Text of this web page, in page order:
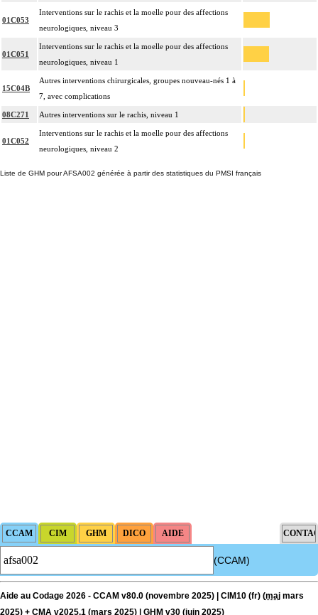
01C053
Interventions sur le rachis et la moelle pour des affections
neurologiques, niveau 3
01C051
Interventions sur le rachis et la moelle pour des affections
neurologiques, niveau 1
15C04B
Autres interventions chirurgicales, groupes nouveau-nés 1 à
7, avec complications
08C271 Autres interventions sur le rachis, niveau 1
01C052
Interventions sur le rachis et la moelle pour des affections
neurologiques, niveau 2
Liste de GHM pour AFSA002 générée à partir des statistiques du PMSI français
(CCAM)
Aide au Codage 2026 - CCAM v80.0 (novembre 2025) | CIM10 (fr) (maj mars
2025) + CMA v2025.1 (mars 2025) | GHM v30 (juin 2025)